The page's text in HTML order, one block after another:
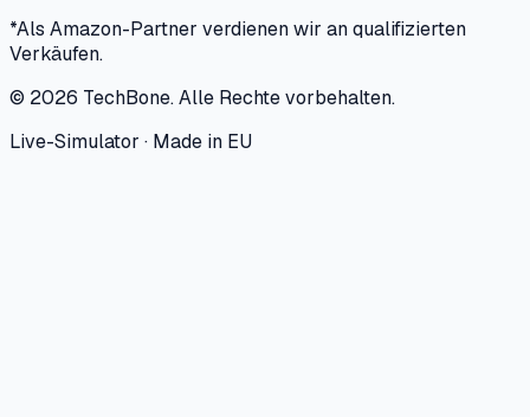
*Als Amazon-Partner verdienen wir an qualifizierten
Verkäufen.
© 2026 TechBone.Alle Rechte vorbehalten.
Live-Simulator · Made in EU